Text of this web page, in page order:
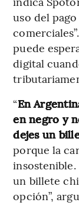
uso del
puede
digital
“En
en negro y
dejes un
porque la
un billete
opción”,